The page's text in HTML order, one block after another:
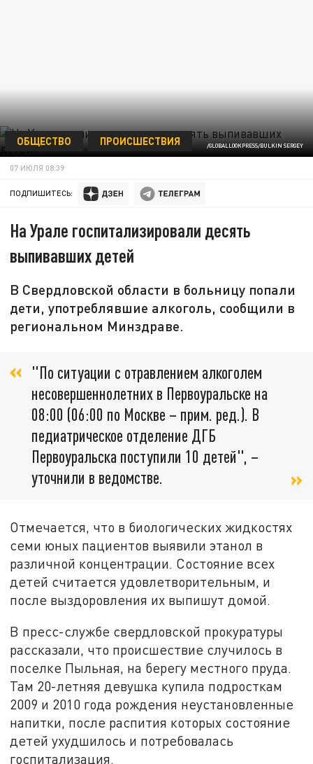
/GLOBALLOOKPRESS/BULKIN SERGEY
ОБЩЕСТВО ПРОИСШЕСТВИЯ
07 ИЮЛЯ 08:39
ПОДПИШИТЕСЬ:
На Урале госпитализировали десять
выпивавших детей
В Свердловской области в больницу попали
дети, употреблявшие алкоголь, сообщили в
региональном Минздраве.
"По ситуации с отравлением алкоголем
несовершеннолетних в Первоуральске на
08:00 (06:00 по Москве – прим. ред.). В
педиатрическое отделение ДГБ
Первоуральска поступили 10 детей", –
уточнили в ведомстве.
Отмечается, что в биологических жидкостях
семи юных пациентов выявили этанол в
различной концентрации. Состояние всех
детей считается удовлетворительным, и
после выздоровления их выпишут домой.
В пресс-службе свердловской прокуратуры
рассказали, что происшествие случилось в
поселке Пыльная, на берегу местного пруда.
Там 20-летняя девушка купила подросткам
2009 и 2010 года рождения неустановленные
напитки, после распития которых состояние
детей ухудшилось и потребовалась
госпитализация.